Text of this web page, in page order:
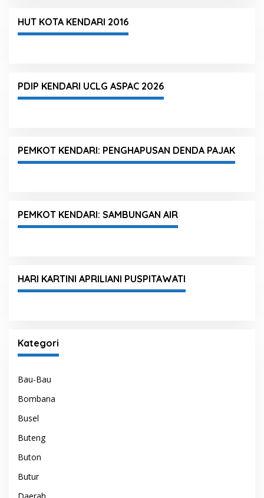
HUT KOTA KENDARI 2016
PDIP KENDARI UCLG ASPAC 2026
PEMKOT KENDARI: PENGHAPUSAN DENDA PAJAK
PEMKOT KENDARI: SAMBUNGAN AIR
HARI KARTINI APRILIANI PUSPITAWATI
Kategori
Bau-Bau
Bombana
Busel
Buteng
Buton
Butur